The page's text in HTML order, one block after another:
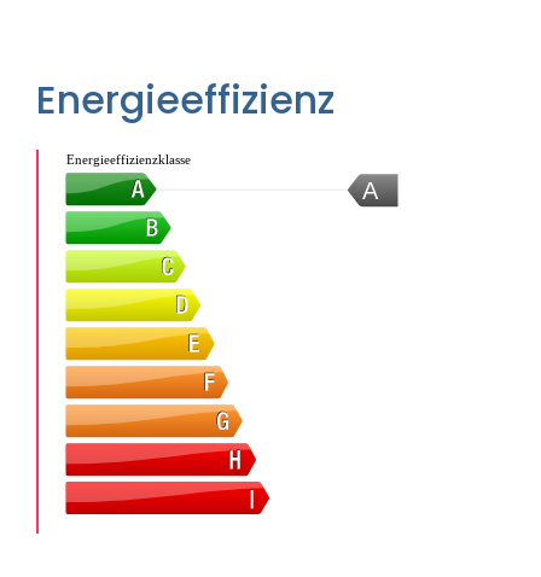
Energieeffizienz
A
Energieeffizienzklasse